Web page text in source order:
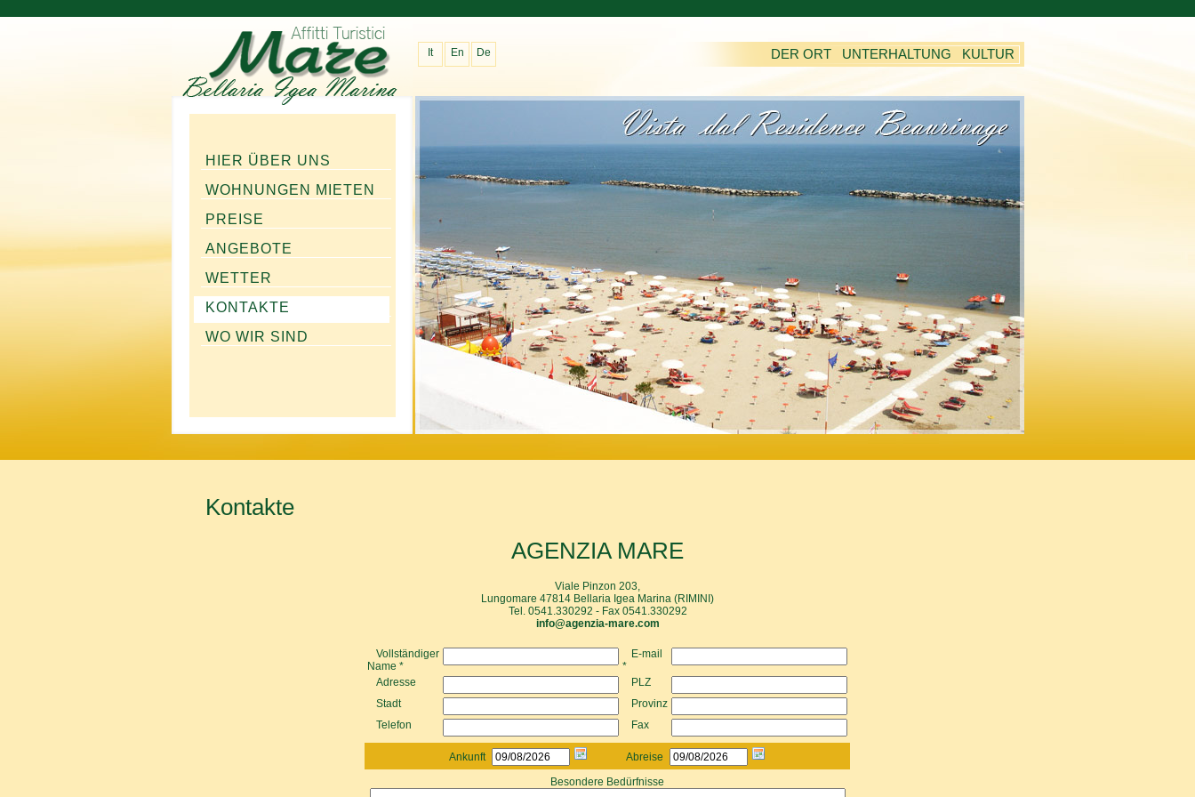
HIER ÜBER UNS
WOHNUNGEN MIETEN
PREISE
ANGEBOTE
WETTER
KONTAKTE
WO WIR SIND
It En De DER ORT UNTERHALTUNG KULTUR
Kontakte
AGENZIA MARE
Viale Pinzon 203,
Lungomare 47814 Bellaria Igea Marina (RIMINI)
Tel. 0541.330292 - Fax 0541.330292
info@agenzia-mare.com
Vollständiger
Name *
E-mail
*
Adresse
PLZ
Stadt
Provinz
Telefon
Fax
Ankunft
Abreise
Besondere Bedürfnisse